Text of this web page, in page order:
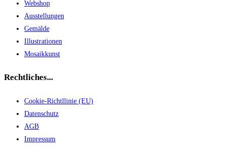
Webshop
Ausstellungen
Gemälde
Illustrationen
Mosaikkunst
Rechtliches...
Cookie-Richtllinie (EU)
Datenschutz
AGB
Impressum